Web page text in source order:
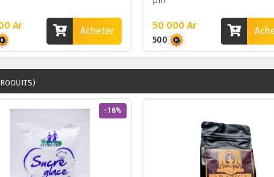
Ar Acheter
500
50 000 Ar
-16%